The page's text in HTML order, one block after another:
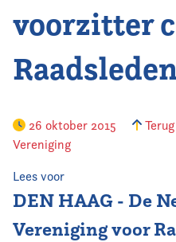
Contact
voorzitter
26 oktober 2015
Vereniging
Lees voor
DEN HAAG - De
Vereniging voor